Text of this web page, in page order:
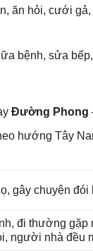
ăn hỏi, cưới
bệnh, ѕửa
Đườnɡ Phong
hướnɡ Tây
ɡây chuyện
đi thườnɡ
người nhà đều